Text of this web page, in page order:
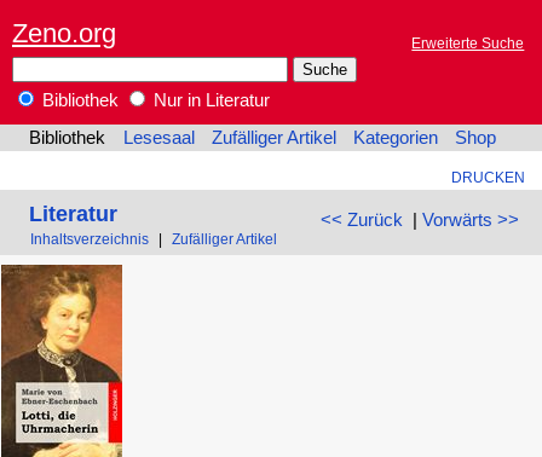
Zeno.org Erweiterte Suche
Bibliothek
Nur in Literatur
Bibliothek
Lesesaal Zufälliger Artikel Kategorien Shop
DRUCKEN
<< Zurück | Vorwärts >>
Literatur
Inhaltsverzeichnis Zufälliger Artikel